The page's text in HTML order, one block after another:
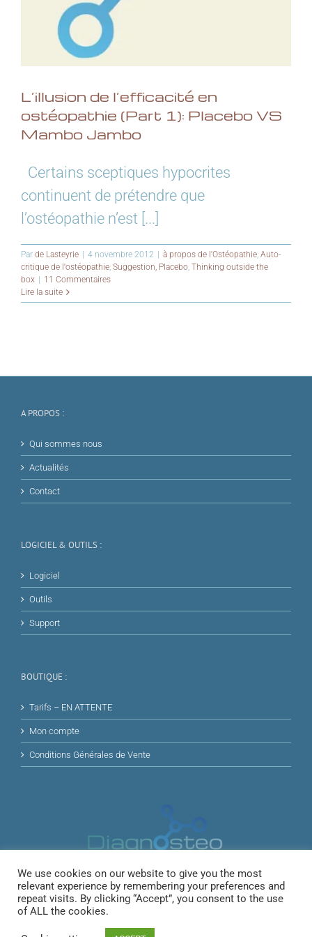
L’illusion de l’efficacité en
ostéopathie (Part 1): Placebo VS
Mambo Jambo
Certains sceptiques hypocrites
continuent de prétendre que
l’ostéopathie n’est [...]
Par de Lasteyrie | 4 novembre 2012 | à propos de l'Ostéopathie Auto-
critique de l'ostéopathie Suggestion, Placebo Thinking outside the
box | 11 Commentaires
Lire la suite
A PROPOS :
Qui sommes nous
Actualités
Contact
LOGICIEL & OUTILS :
Logiciel
Outils
Support
BOUTIQUE :
Tarifs – EN ATTENTE
Mon compte
Conditions Générales de Vente
We use cookies on our website to give you the most
relevant experience by remembering your preferences and
repeat visits. By clicking “Accept”, you consent to the use
of ALL the cookies.